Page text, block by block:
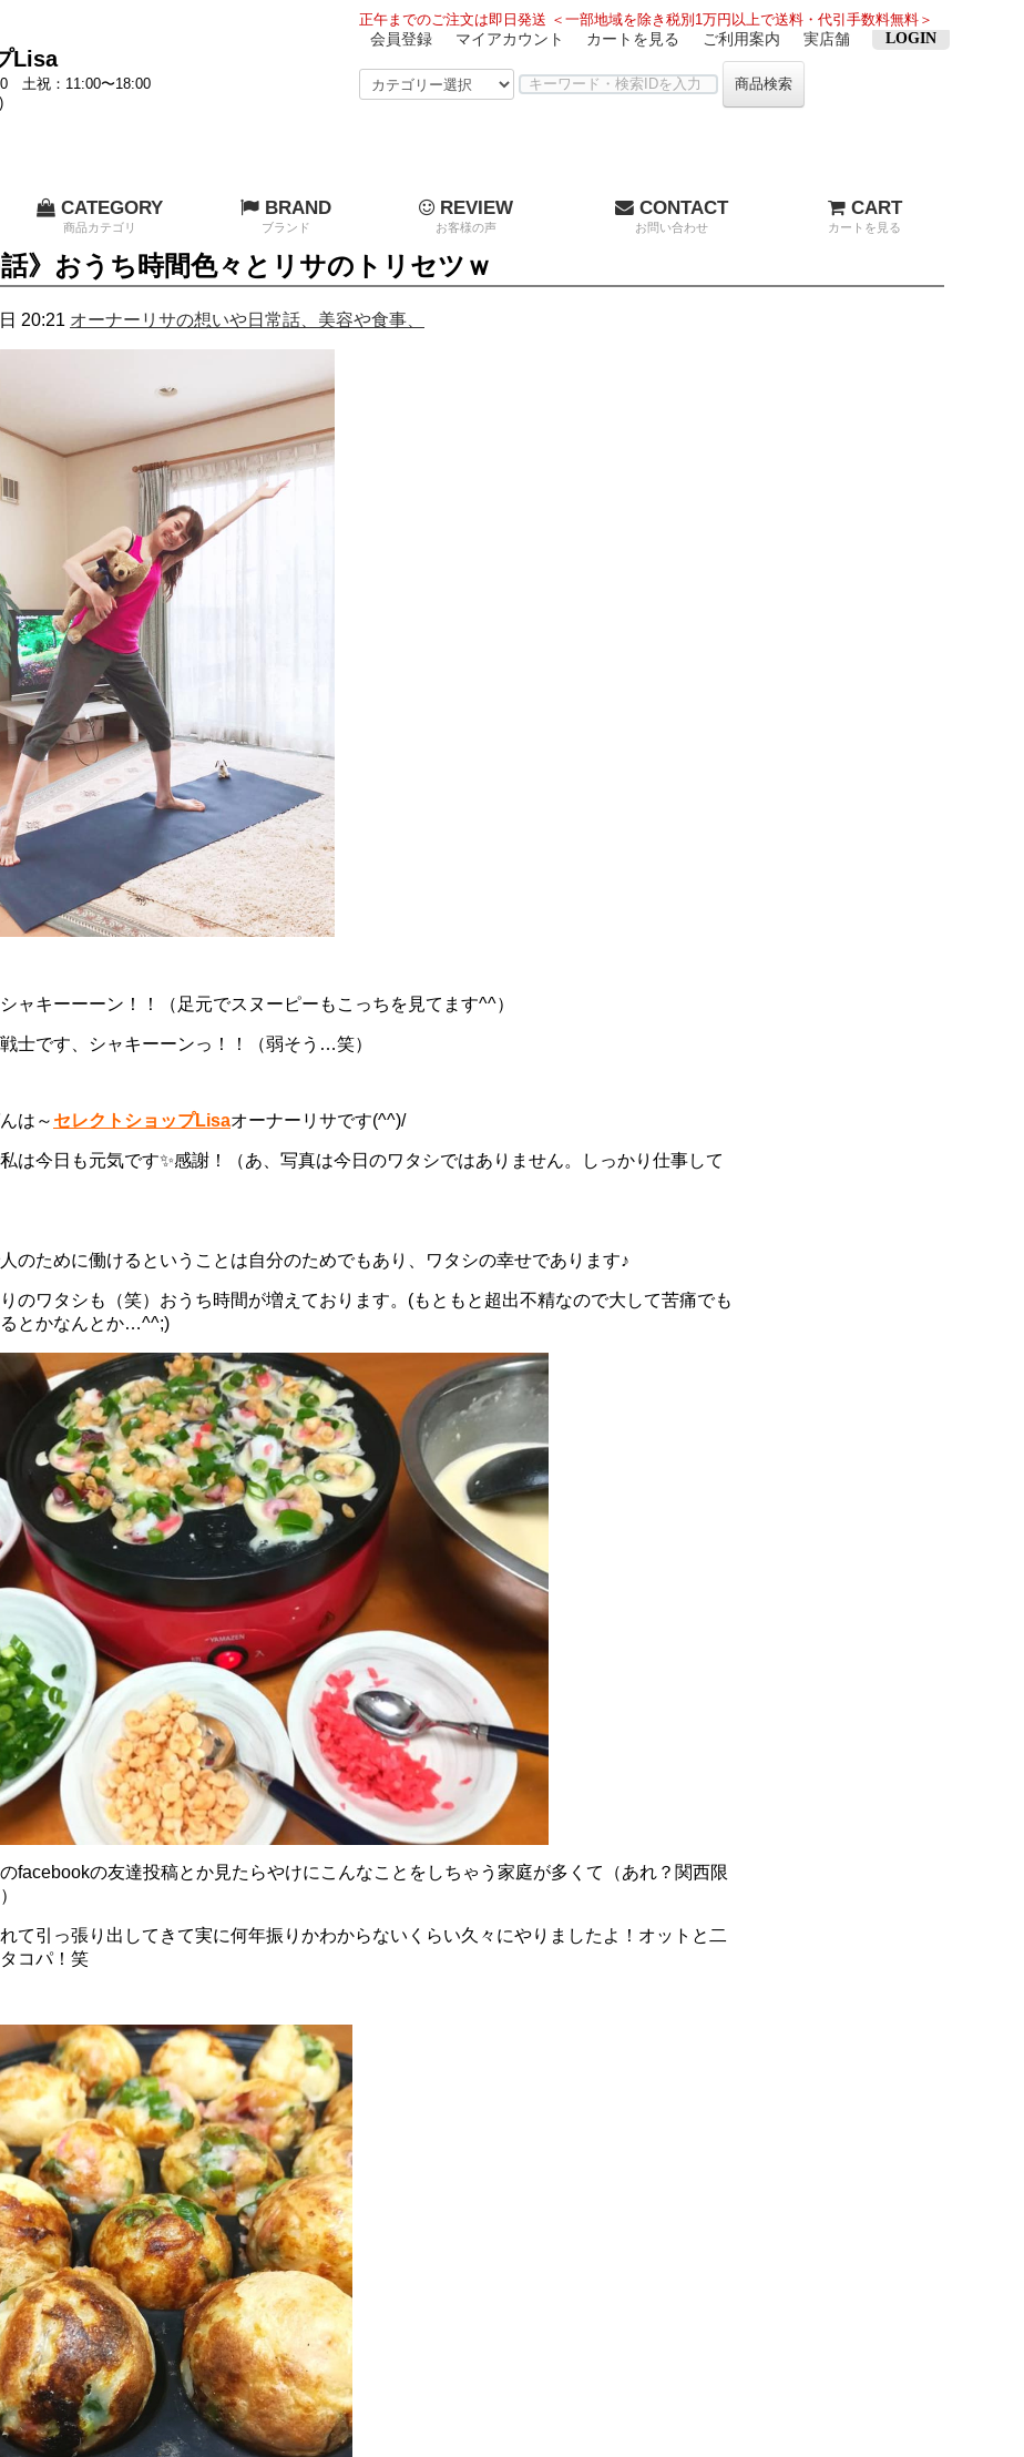
正午までのご注文は即日発送 ＜一部地域を除き税別1万円以上で送料・代引手数料無料＞
会員登録 マイアカウント カートを見る ご利用案内 実店舗 LOGIN
商品検索
Lisa
土祝：11:00〜18:00
CATEGORY
商品カテゴリ
BRAND
ブランド
REVIEW
お客様の声
CONTACT
お問い合わせ
CART
カートを見る
話》おうち時間色々とリサのトリセツｗ
20:21 オーナーリサの想いや日常話、美容や食事、
ャキーーーン！！（足元でスヌーピーもこっちを見てます^^）
士です、シャキーーンっ！！（弱そう…笑）
は～ セレクトショップLisaオーナーリサです(^^)/
は今日も元気です✨感謝！（あ、写真は今日のワタシではありません。しっかり仕事して
のために働けるということは自分のためでもあり、ワタシの幸せであります♪
のワタシも（笑）おうち時間が増えております。(もともと超出不精なので大して苦痛でも
とかなんとか…^^;)
facebookの友達投稿とか見たらやけにこんなことをしちゃう家庭が多くて（あれ？関西限
て引っ張り出してきて実に何年振りかわからないくらい久々にやりましたよ！オットと二
コパ！笑